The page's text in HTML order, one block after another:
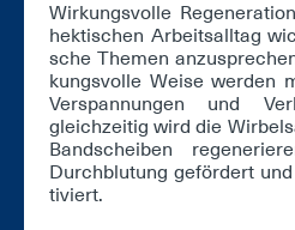
Wir­kungs­vol­le
hek­ti­schen Ar­beits­all­tag
sche The­men
kungs­vol­le Wei­se wer­den
Ver­span­nun­gen und
gleich­zei­tig wird die
Band­schei­ben
Durch­blu­tung ge­för­dert
ti­viert.